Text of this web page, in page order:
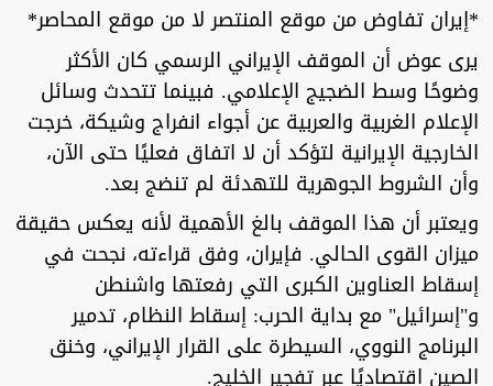
*إيران تفاوض من موقع المنتصر لا من موقع المحاصر*
يرى عوض أن الموقف الإيراني الرسمي كان الأكثر
وضوحًا وسط الضجيج الإعلامي. فبينما تتحدث وسائل
الإعلام الغربية والعربية عن أجواء انفراج وشيكة، خرجت
الخارجية الإيرانية لتؤكد أن لا اتفاق فعليًا حتى الآن،
وأن الشروط الجوهرية للتهدئة لم تنضج بعد.
ويعتبر أن هذا الموقف بالغ الأهمية لأنه يعكس حقيقة
ميزان القوى الحالي. فإيران، وفق قراءته، نجحت في
إسقاط العناوين الكبرى التي رفعتها واشنطن
و"إسرائيل" مع بداية الحرب: إسقاط النظام، تدمير
البرنامج النووي، السيطرة على القرار الإيراني، وخنق
الصين اقتصاديًا عبر تفجير الخليج.